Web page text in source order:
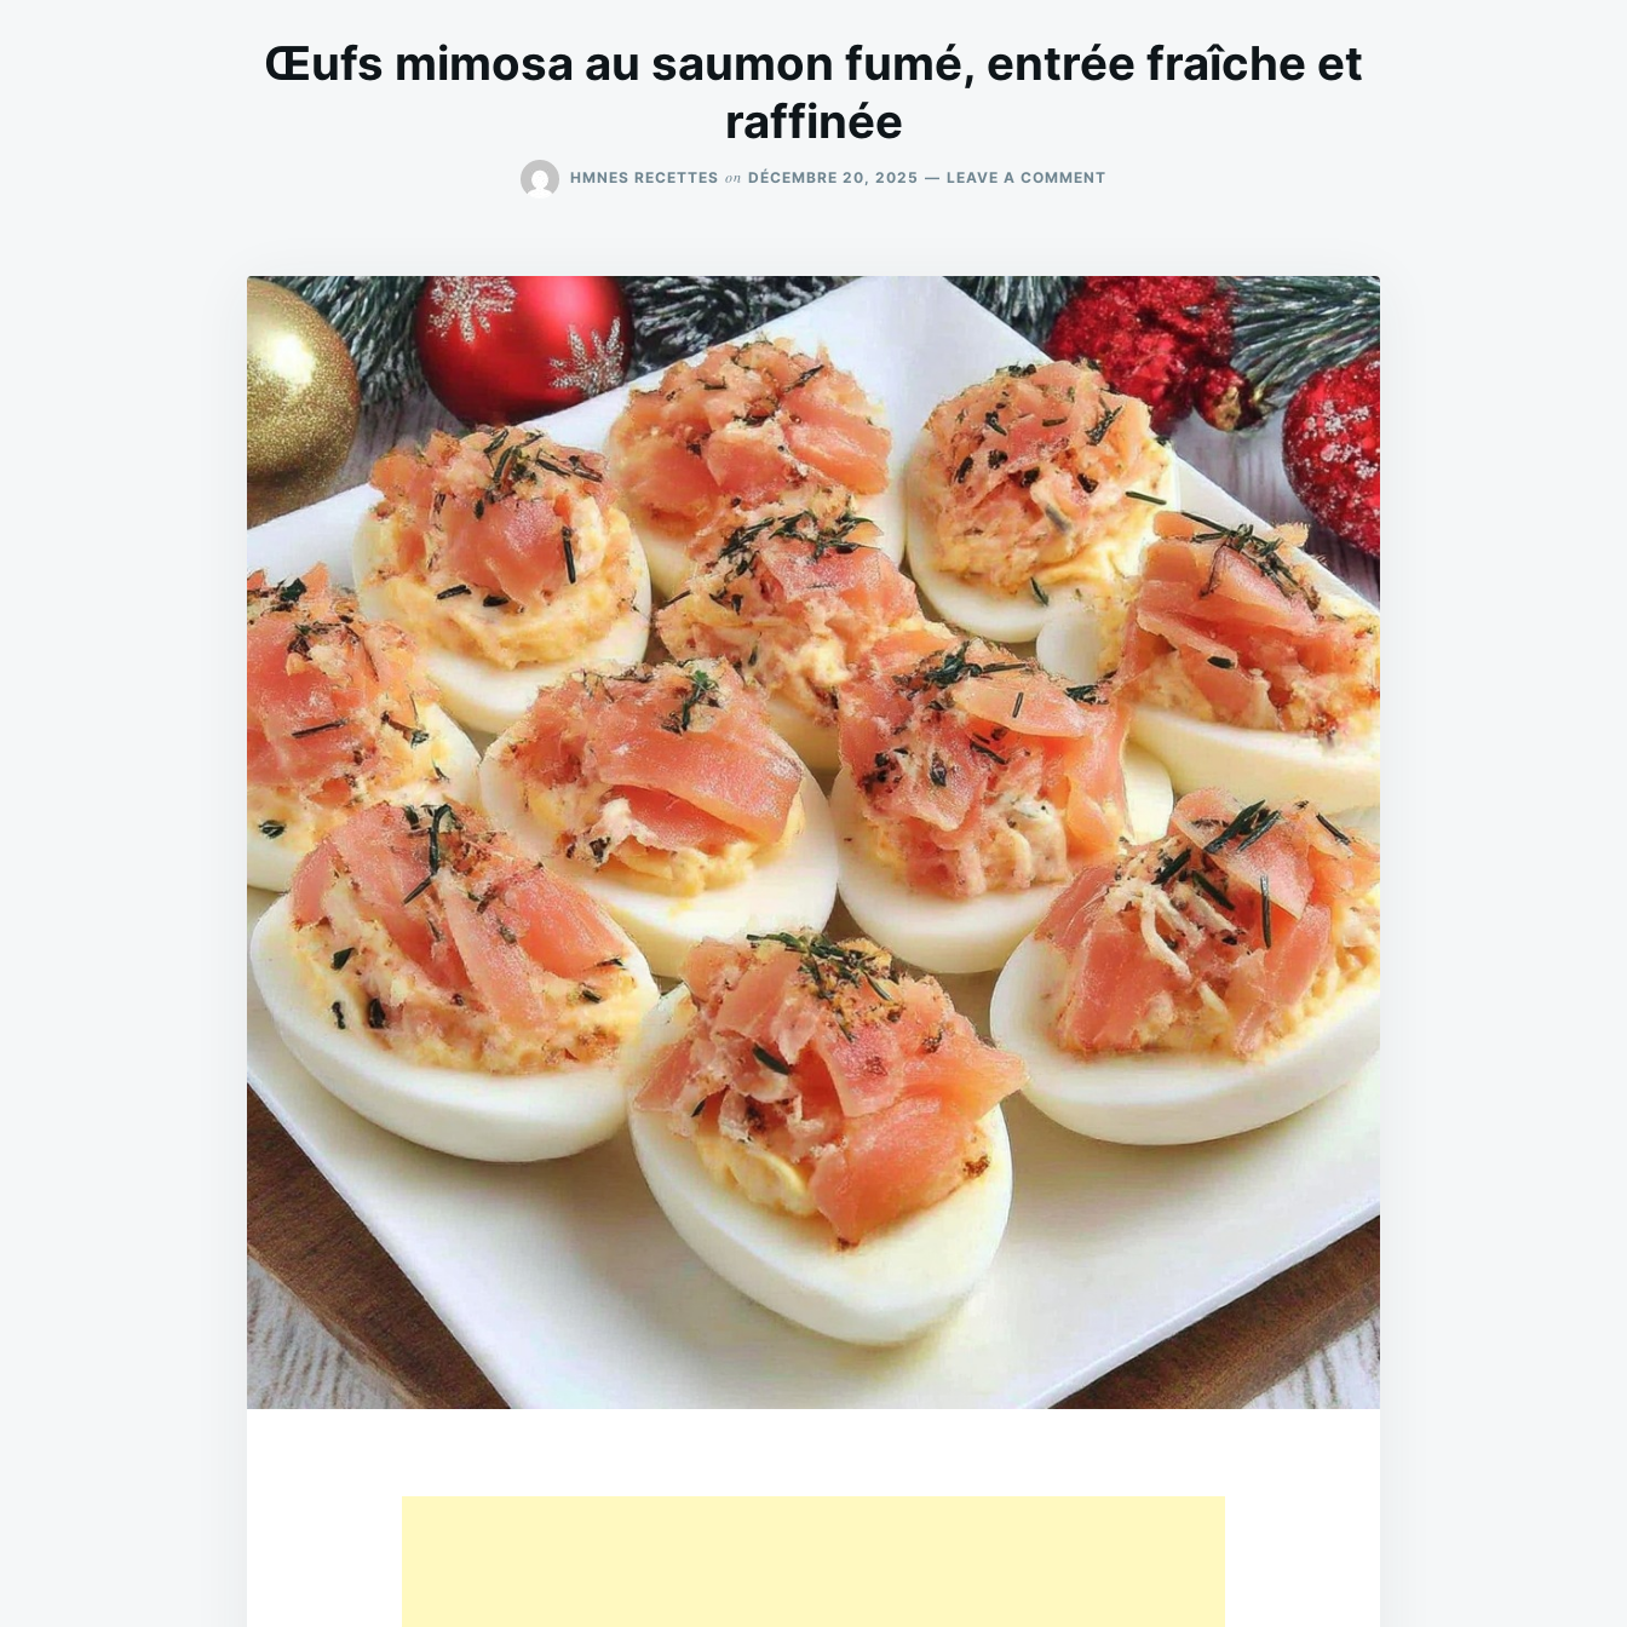
Œufs mimosa au saumon fumé, entrée fraîche et
raffinée
HMNES RECETTES on DÉCEMBRE 20, 2025 LEAVE A COMMENT
FUMÉ,
ENTRÉE
FRAÎCHE
ET
RAFFINÉE